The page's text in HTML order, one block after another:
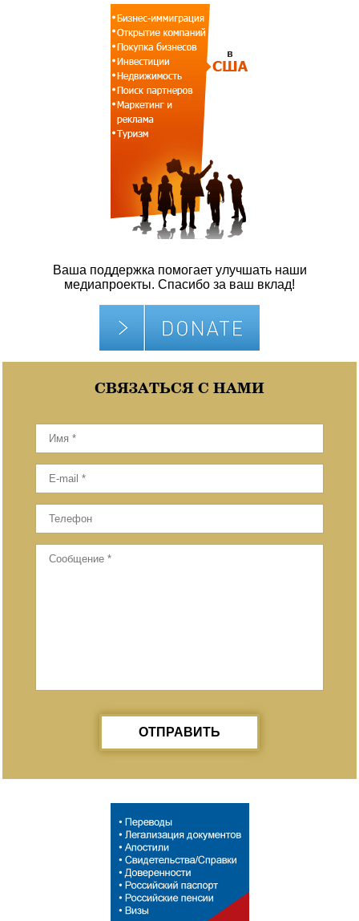
Ваша поддержка помогает улучшать наши
медиапроекты. Спасибо за ваш вклад!
СВЯЗАТЬСЯ С НАМИ
ОТПРАВИТЬ